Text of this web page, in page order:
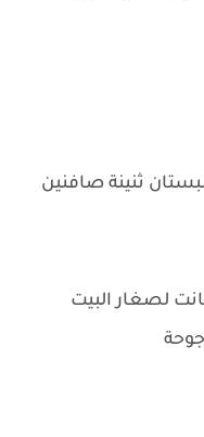
ثنينة صافنين
لصغار البيت